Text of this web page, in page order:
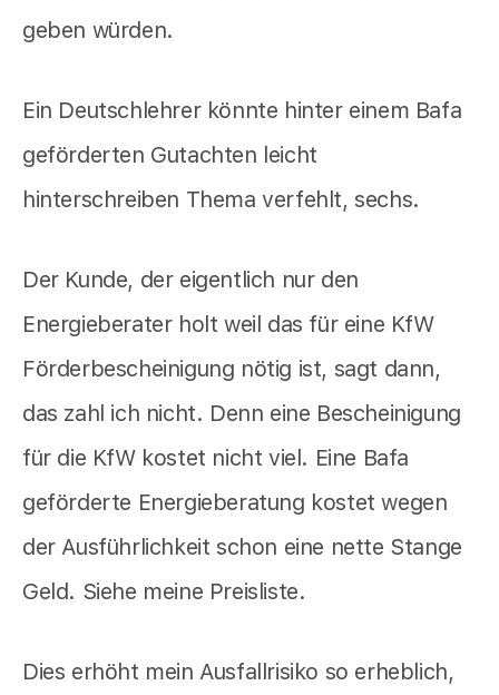
geben würden.
Ein Deutschlehrer könnte hinter einem Bafa
geförderten Gutachten leicht
hinterschreiben Thema verfehlt, sechs.
Der Kunde, der eigentlich nur den
Energieberater holt weil das für eine KfW
Förderbescheinigung nötig ist, sagt dann,
das zahl ich nicht. Denn eine Bescheinigung
für die KfW kostet nicht viel. Eine Bafa
geförderte Energieberatung kostet wegen
der Ausführlichkeit schon eine nette Stange
Geld. Siehe meine Preisliste.
Dies erhöht mein Ausfallrisiko so erheblich,